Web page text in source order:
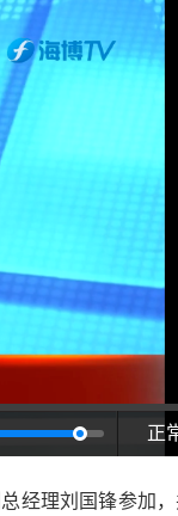
正
经理刘国锋参加